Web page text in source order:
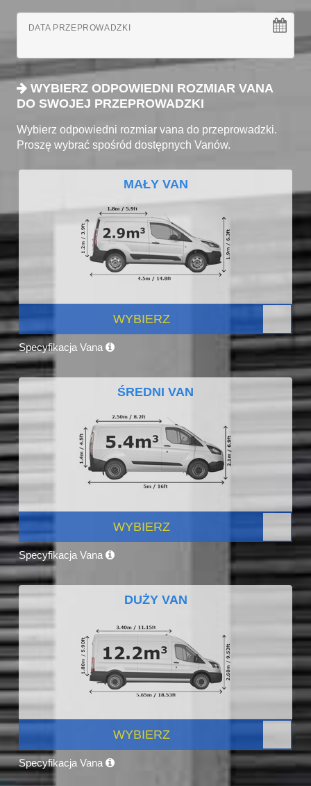
DATA PRZEPROWADZKI
WYBIERZ ODPOWIEDNI ROZMIAR VANA
DO SWOJEJ PRZEPROWADZKI
Wybierz odpowiedni rozmiar vana do przeprowadzki.
Proszę wybrać spośród dostępnych Vanów.
MAŁY VAN
WYBIERZ
Specyfikacja Vana
ŚREDNI VAN
WYBIERZ
Specyfikacja Vana
DUŻY VAN
WYBIERZ
Specyfikacja Vana